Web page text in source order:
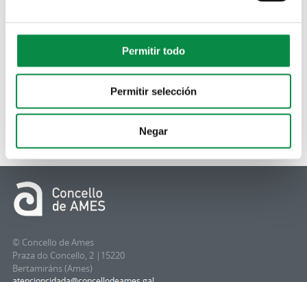
Permitir todo
Permitir selección
Negar
© Concello de Ames
Praza do Concello, 2 |15220
Bertamiráns (Ames)